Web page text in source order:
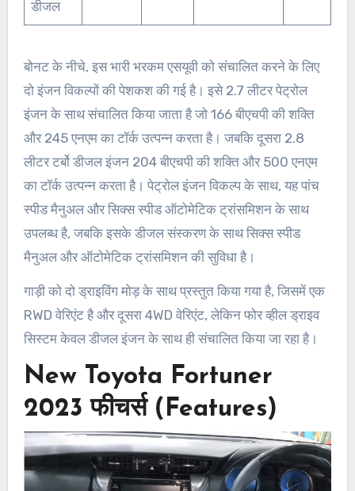
डीजल
बोनट के नीचे, इस भारी भरकम एसयूवी को संचालित करने के लिए
दो इंजन विकल्पों की पेशकश की गई है। इसे 2.7 लीटर पेट्रोल
इंजन के साथ संचालित किया जाता है जो 166 बीएचपी की शक्ति
और 245 एनएम का टॉर्क उत्पन्न करता है। जबकि दूसरा 2.8
लीटर टर्बो डीजल इंजन 204 बीएचपी की शक्ति और 500 एनएम
का टॉर्क उत्पन्न करता है। पेट्रोल इंजन विकल्प के साथ, यह पांच
स्पीड मैनुअल और सिक्स स्पीड ऑटोमेटिक ट्रांसमिशन के साथ
उपलब्ध है, जबकि इसके डीजल संस्करण के साथ सिक्स स्पीड
मैनुअल और ऑटोमेटिक ट्रांसमिशन की सुविधा है।
गाड़ी को दो ड्राइविंग मोड़ के साथ प्रस्तुत किया गया है, जिसमें एक
RWD वेरिएंट है और दूसरा 4WD वेरिएंट, लेकिन फोर व्हील ड्राइव
सिस्टम केवल डीजल इंजन के साथ ही संचालित किया जा रहा है।
New Toyota Fortuner
2023 फीचर्स (Features)